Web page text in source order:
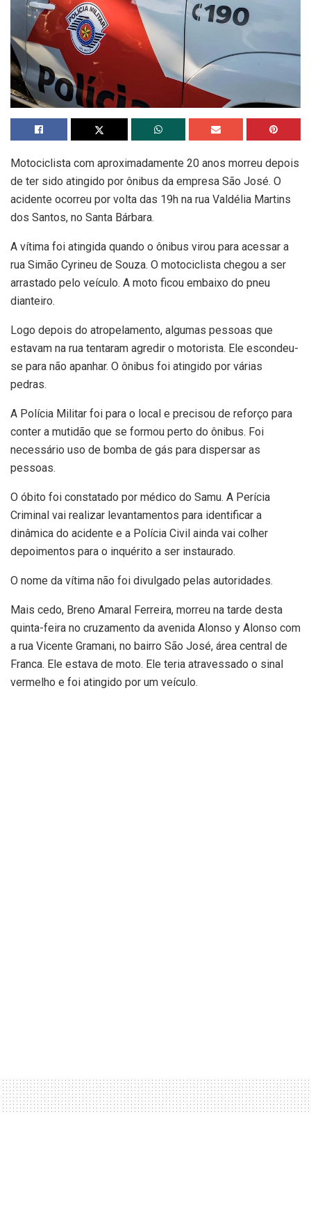
Motociclista com aproximadamente 20 anos morreu depois
de ter sido atingido por ônibus da empresa São José. O
acidente ocorreu por volta das 19h na rua Valdélia Martins
dos Santos, no Santa Bárbara.
A vítima foi atingida quando o ônibus virou para acessar a
rua Simão Cyrineu de Souza. O motociclista chegou a ser
arrastado pelo veículo. A moto ficou embaixo do pneu
dianteiro.
Logo depois do atropelamento, algumas pessoas que
estavam na rua tentaram agredir o motorista. Ele escondeu-
se para não apanhar. O ônibus foi atingido por várias
pedras.
A Polícia Militar foi para o local e precisou de reforço para
conter a mutidão que se formou perto do ônibus. Foi
necessário uso de bomba de gás para dispersar as
pessoas.
O óbito foi constatado por médico do Samu. A Perícia
Criminal vai realizar levantamentos para identificar a
dinâmica do acidente e a Polícia Civil ainda vai colher
depoimentos para o inquérito a ser instaurado.
O nome da vítima não foi divulgado pelas autoridades.
Mais cedo, Breno Amaral Ferreira, morreu na tarde desta
quinta-feira no cruzamento da avenida Alonso y Alonso com
a rua Vicente Gramani, no bairro São José, área central de
Franca. Ele estava de moto. Ele teria atravessado o sinal
vermelho e foi atingido por um veículo.